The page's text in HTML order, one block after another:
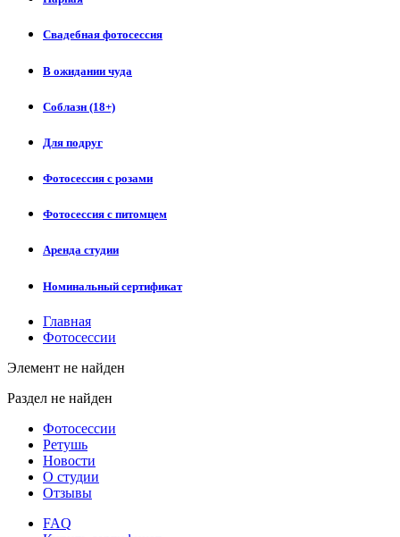
Свадебная фотосессия
В ожидании чуда
Соблазн (18+)
Для подруг
Фотосессия с розами
Фотосессия с питомцем
Аренда студии
Номинальный сертификат
Главная
Фотосессии
Элемент не найден
Раздел не найден
Фотосессии
Ретушь
Новости
О студии
Отзывы
FAQ